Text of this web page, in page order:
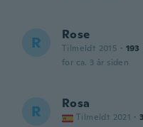
R Rose
Tilmeldt 2015 · 193
for ca. 3 år siden
R Rosa
Tilmeldt 2021 · 3